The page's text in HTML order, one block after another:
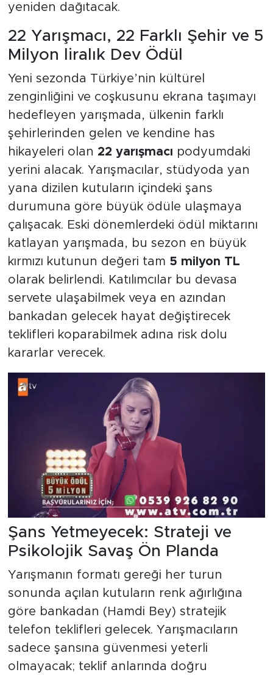
yeniden dağıtacak.
22 Yarışmacı, 22 Farklı Şehir ve 5
Milyon liralık Dev Ödül
Yeni sezonda Türkiye’nin kültürel
zenginliğini ve coşkusunu ekrana taşımayı
hedefleyen yarışmada, ülkenin farklı
şehirlerinden gelen ve kendine has
hikayeleri olan 22 yarışmacı podyumdaki
yerini alacak. Yarışmacılar, stüdyoda yan
yana dizilen kutuların içindeki şans
durumuna göre büyük ödüle ulaşmaya
çalışacak. Eski dönemlerdeki ödül miktarını
katlayan yarışmada, bu sezon en büyük
kırmızı kutunun değeri tam 5 milyon TL
olarak belirlendi. Katılımcılar bu devasa
servete ulaşabilmek veya en azından
bankadan gelecek hayat değiştirecek
teklifleri koparabilmek adına risk dolu
kararlar verecek.
Şans Yetmeyecek: Strateji ve
Psikolojik Savaş Ön Planda
Yarışmanın formatı gereği her turun
sonunda açılan kutuların renk ağırlığına
göre bankadan (Hamdi Bey) stratejik
telefon teklifleri gelecek. Yarışmacıların
sadece şansına güvenmesi yeterli
olmayacak; teklif anlarında doğru